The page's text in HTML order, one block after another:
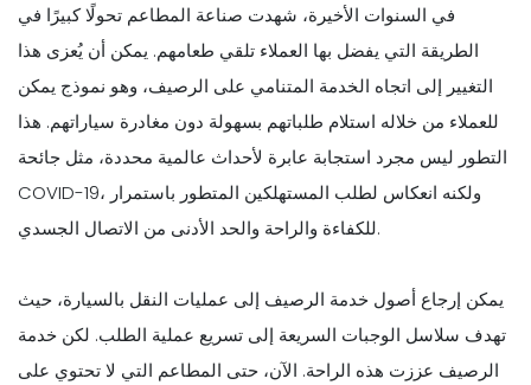
في السنوات الأخيرة، شهدت صناعة المطاعم تحولًا كبيرًا في
الطريقة التي يفضل بها العملاء تلقي طعامهم. يمكن أن يُعزى هذا
التغيير إلى اتجاه الخدمة المتنامي على الرصيف، وهو نموذج يمكن
للعملاء من خلاله استلام طلباتهم بسهولة دون مغادرة سياراتهم. هذا
التطور ليس مجرد استجابة عابرة لأحداث عالمية محددة، مثل جائحة
COVID-19، ولكنه انعكاس لطلب المستهلكين المتطور باستمرار
للكفاءة والراحة والحد الأدنى من الاتصال الجسدي.
يمكن إرجاع أصول خدمة الرصيف إلى عمليات النقل بالسيارة، حيث
تهدف سلاسل الوجبات السريعة إلى تسريع عملية الطلب. لكن خدمة
الرصيف عززت هذه الراحة. الآن، حتى المطاعم التي لا تحتوي على